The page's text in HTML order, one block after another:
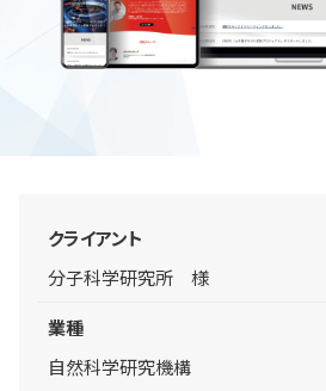
クライアント
分子科学研究所 様
業種
自然科学研究機構